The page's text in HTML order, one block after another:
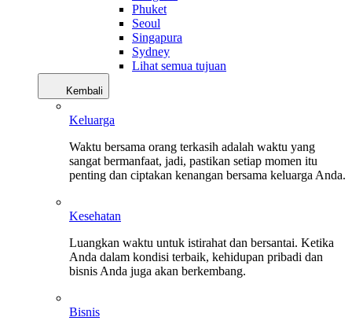
Phuket
Seoul
Singapura
Sydney
Lihat semua tujuan
Kembali
Keluarga
Waktu bersama orang terkasih adalah waktu yang
sangat bermanfaat, jadi, pastikan setiap momen itu
penting dan ciptakan kenangan bersama keluarga Anda.
Kesehatan
Luangkan waktu untuk istirahat dan bersantai. Ketika
Anda dalam kondisi terbaik, kehidupan pribadi dan
bisnis Anda juga akan berkembang.
Bisnis